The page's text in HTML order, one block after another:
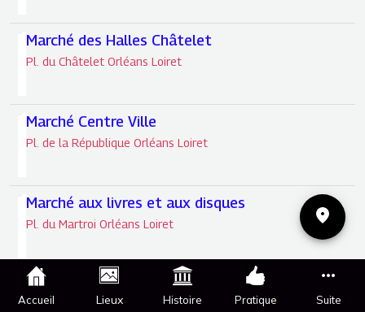
Marché des Halles Châtelet
Pl. du Châtelet Orléans Loiret
Marché Centre Ville
Pl. de la République Orléans Loiret
Marché aux livres et aux disques
Pl. du Martroi Orléans Loiret
Marché à la Brocante
Bd Alexandre Martin Orléans Loiret
Accueil Lieux Histoire Pratique Suite